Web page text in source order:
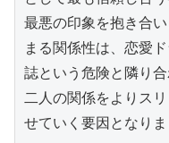
最悪の印象を抱き合
まる関係性は、恋愛
誌という危険と隣り
二人の関係をよりス
せていく要因となりま